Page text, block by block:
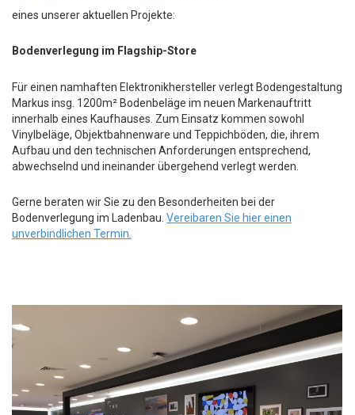
eines unserer aktuellen Projekte:
Bodenverlegung im Flagship-Store
Für einen namhaften Elektronikhersteller verlegt Bodengestaltung
Markus insg. 1200m² Bodenbeläge im neuen Markenauftritt
innerhalb eines Kaufhauses. Zum Einsatz kommen sowohl
Vinylbeläge, Objektbahnenware und Teppichböden, die, ihrem
Aufbau und den technischen Anforderungen entsprechend,
abwechselnd und ineinander übergehend verlegt werden.
Gerne beraten wir Sie zu den Besonderheiten bei der
Bodenverlegung im Ladenbau. Vereibaren Sie hier einen
unverbindlichen Termin.